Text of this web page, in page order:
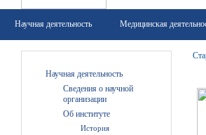
Научная деятельность Медицинская
Научная деятельность
Сведения о научной
организации
Об институте
История